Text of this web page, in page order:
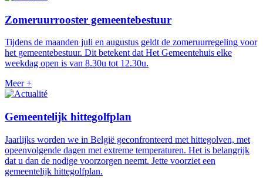
Zomeruurrooster gemeentebestuur
Tijdens de maanden juli en augustus geldt de zomeruurregeling voor
het gemeentebestuur. Dit betekent dat Het Gemeentehuis elke
weekdag open is van 8.30u tot 12.30u.
Meer +
Gemeentelijk hittegolfplan
Jaarlijks worden we in België geconfronteerd met hittegolven, met
opeenvolgende dagen met extreme temperaturen. Het is belangrijk
dat u dan de nodige voorzorgen neemt. Jette voorziet een
gemeentelijk hittegolfplan.